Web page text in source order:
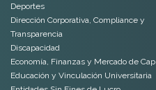
Deportes
Dirección Corporativa, Compliance y
Transparencia
Discapacidad
Economía, Finanzas y Mercado de
Educación y Vinculación Universitaria